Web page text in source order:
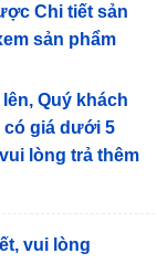
Chi tiết sản
sản phẩm
Quý khách
có giá dưới 5
lòng trả thêm
vui lòng